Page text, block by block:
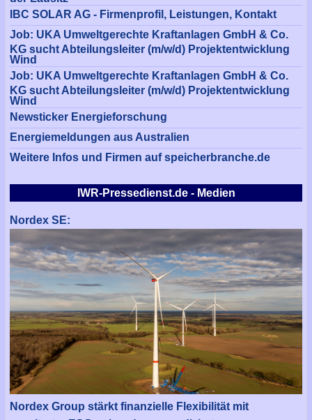
IBC SOLAR AG - Firmenprofil, Leistungen, Kontakt
Job: UKA Umweltgerechte Kraftanlagen GmbH & Co.
KG sucht Abteilungsleiter (m/w/d) Projektentwicklung
Wind
Job: UKA Umweltgerechte Kraftanlagen GmbH & Co.
KG sucht Abteilungsleiter (m/w/d) Projektentwicklung
Wind
Newsticker Energieforschung
Energiemeldungen aus Australien
Weitere Infos und Firmen auf speicherbranche.de
IWR-Pressedienst.de - Medien
Nordex SE:
Nordex Group stärkt finanzielle Flexibilität mit